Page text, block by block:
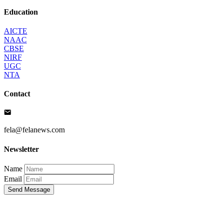
Education
AICTE
NAAC
CBSE
NIRF
UGC
NTA
Contact
fela@felanews.com
Newsletter
Name
Email
Send Message